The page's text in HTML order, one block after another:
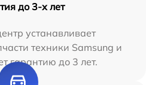
до 3-х лет
устанавливает
техники Samsung и
гарантию до 3 лет.